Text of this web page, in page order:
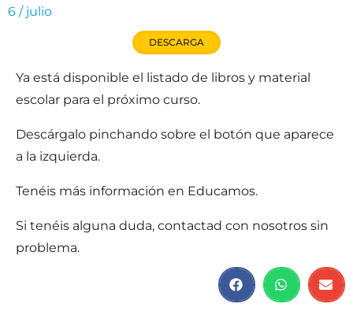
6 / julio
DESCARGA
Ya está disponible el listado de libros y material
escolar para el próximo curso.
Descárgalo pinchando sobre el botón que aparece
a la izquierda.
Tenéis más información en Educamos.
Si tenéis alguna duda, contactad con nosotros sin
problema.